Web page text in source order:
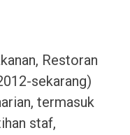
Restoran
sekarang)
termasuk
staf,